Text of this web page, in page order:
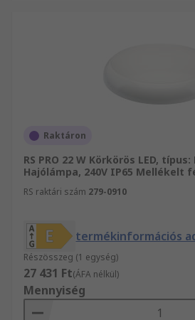
Raktáron
RS PRO 22 W Körkörös LED,
Hajólámpa, 240V IP65 Mellékelt
RS raktári szám 279-0910
termékinformációs
Részösszeg (1 egység)
27 431 Ft(ÁFA nélkül)
Mennyiség